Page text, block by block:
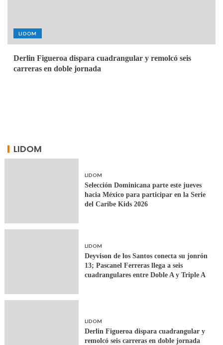
LIDOM
Derlin Figueroa dispara cuadrangular y remolcó seis
carreras en doble jornada
LIDOM
LIDOM
Selección Dominicana parte este jueves
hacia México para participar en la Serie
del Caribe Kids 2026
LIDOM
Deyvison de los Santos conecta su jonrón
13; Pascanel Ferreras llega a seis
cuadrangulares entre Doble A y Triple A
LIDOM
Derlin Figueroa dispara cuadrangular y
remolcó seis carreras en doble jornada